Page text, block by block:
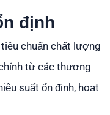
định
chuẩn chất lượng
từ các thương
suất ổn định, hoạt